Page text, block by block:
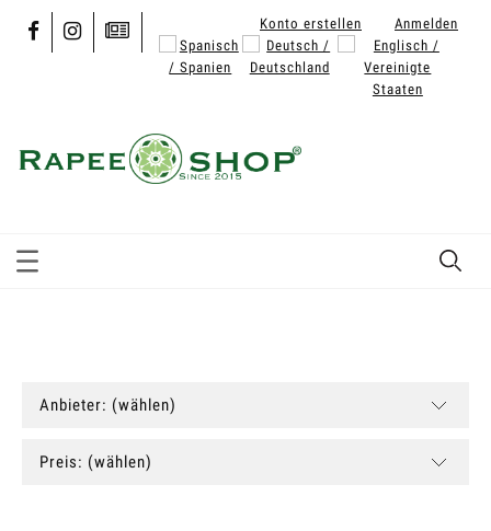
Konto erstellen Anmelden
Anbieter: (wählen)
Preis: (wählen)